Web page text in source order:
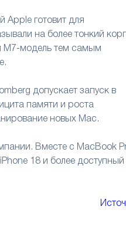
Apple готовит для
на более тонкий
M7-модель тем самым
допускает запуск в
памяти и роста
новых Mac.
Вместе с MacBook
18 и более доступный